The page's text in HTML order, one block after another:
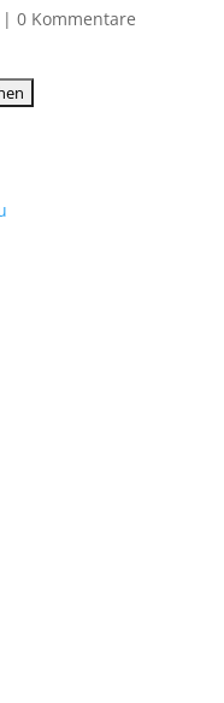
0 Kommentare